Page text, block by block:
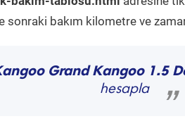
sonraki bakım kilometre ve
Grand Kangoo 1.5
hesapla
”